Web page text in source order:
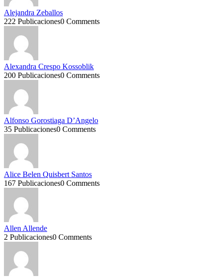
Alejandra Zeballos
222 Publicaciones0 Comments
Alexandra Crespo Kossoblik
200 Publicaciones0 Comments
Alfonso Gorostiaga D’Angelo
35 Publicaciones0 Comments
Alice Belen Quisbert Santos
167 Publicaciones0 Comments
Allen Allende
2 Publicaciones0 Comments